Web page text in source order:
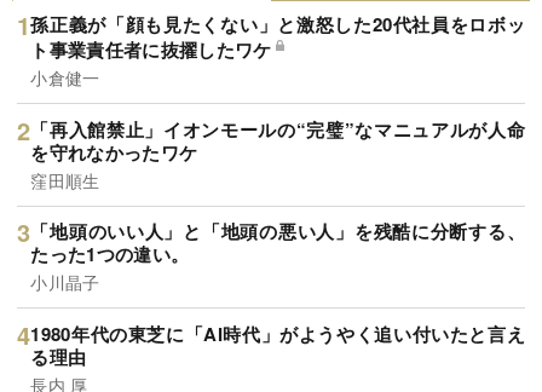
孫正義が「顔も見たくない」と激怒した20代社員をロボッ
ト事業責任者に抜擢したワケ
小倉健一
「再入館禁止」イオンモールの“完璧”なマニュアルが人命
を守れなかったワケ
窪田順生
「地頭のいい人」と「地頭の悪い人」を残酷に分断する、
たった1つの違い。
小川晶子
1980年代の東芝に「AI時代」がようやく追い付いたと言え
る理由
長内 厚